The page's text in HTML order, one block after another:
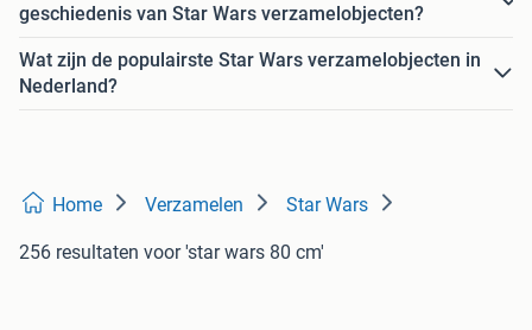
geschiedenis van Star Wars verzamelobjecten?
Wat zijn de populairste Star Wars verzamelobjecten in
Nederland?
Home Verzamelen Star Wars
256 resultaten voor 'star wars 80 cm'